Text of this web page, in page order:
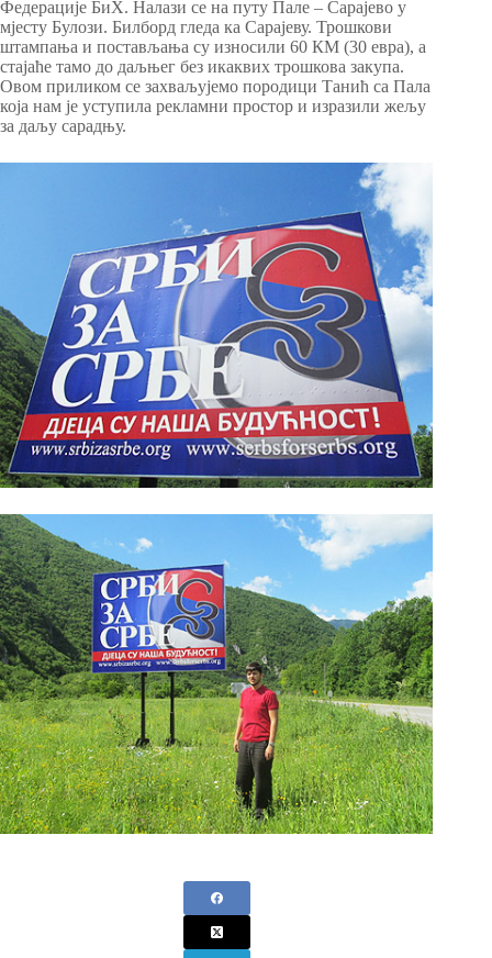
Федерације БиХ. Налази се на путу Пале – Сарајево у
мјесту Булози. Билборд гледа ка Сарајеву. Трошкови
штампања и постављања су износили 60 КМ (30 евра), а
стајаће тамо до даљњег без икаквих трошкова закупа.
Овом приликом се захваљујемо породици Танић са Пала
која нам је уступила рекламни простор и изразили жељу
за даљу сарадњу.